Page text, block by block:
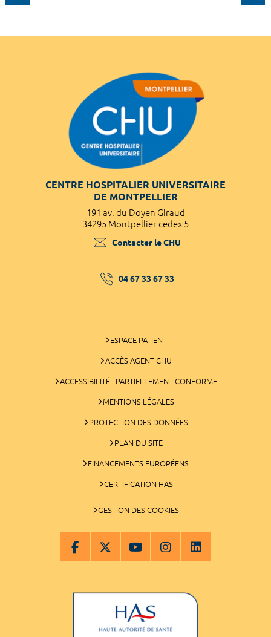
CENTRE HOSPITALIER UNIVERSITAIRE
DE MONTPELLIER
191 av. du Doyen Giraud
34295 Montpellier cedex 5
Contacter le CHU
04 67 33 67 33
ESPACE PATIENT
ACCÈS AGENT CHU
ACCESSIBILITÉ : PARTIELLEMENT CONFORME
MENTIONS LÉGALES
PROTECTION DES DONNÉES
PLAN DU SITE
FINANCEMENTS EUROPÉENS
CERTIFICATION HAS
GESTION DES COOKIES